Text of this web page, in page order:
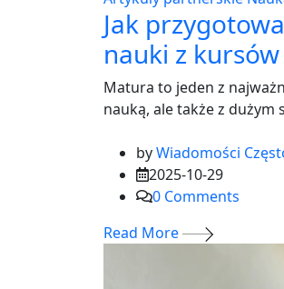
Jak
nauki z
Matura to jeden z
nauką, ale także z dużym
byWiadomości
2025-10-29
0 Comments
Read More